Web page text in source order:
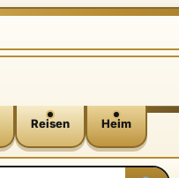
Reisen Heim